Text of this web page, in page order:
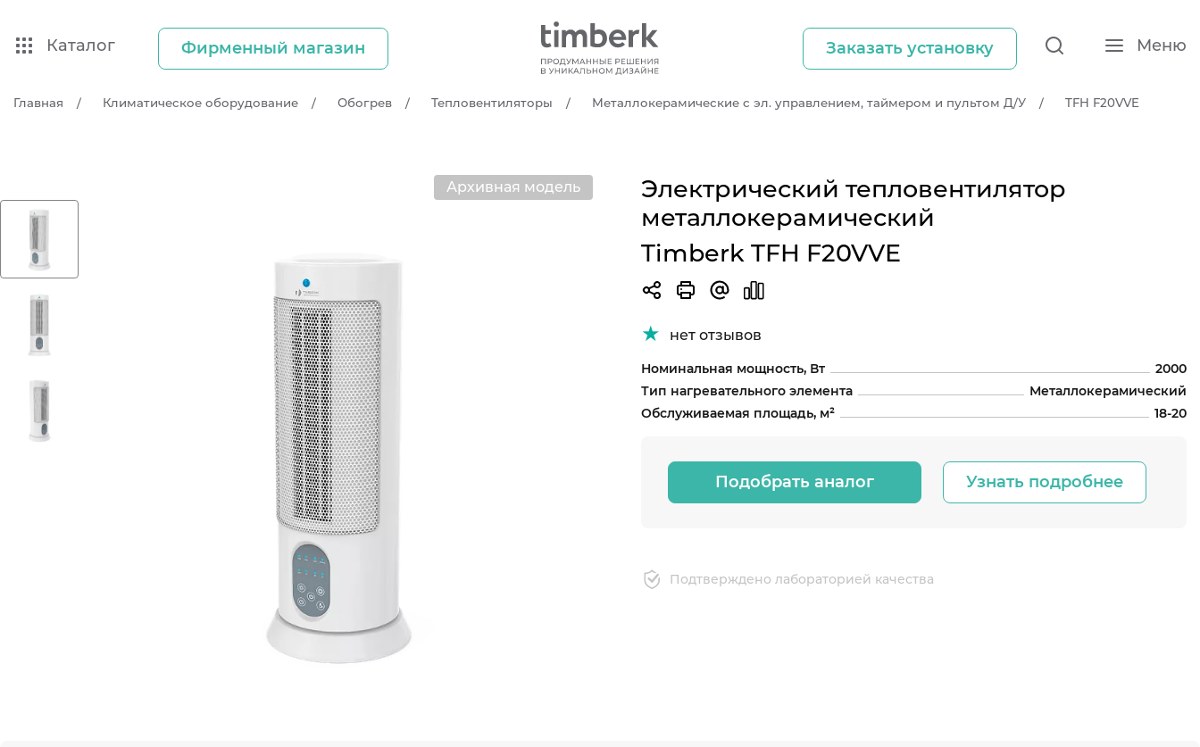
Каталог Фирменный магазин Заказать установку Меню
Главная Климатическое оборудование Обогрев Тепловентиляторы Металлокерамические с эл. управлением, таймером и пультом Д/У TFH F20VVE
Архивная модель
Электрический тепловентилятор
металлокерамический
Timberk TFH F20VVE
нет отзывов
Номинальная мощность, Вт
2000
Тип нагревательного элемента
Металлокерамический
Обслуживаемая площадь, м²
18-20
Подобрать аналог Узнать подробнее
Подтверждено лабораторией качества